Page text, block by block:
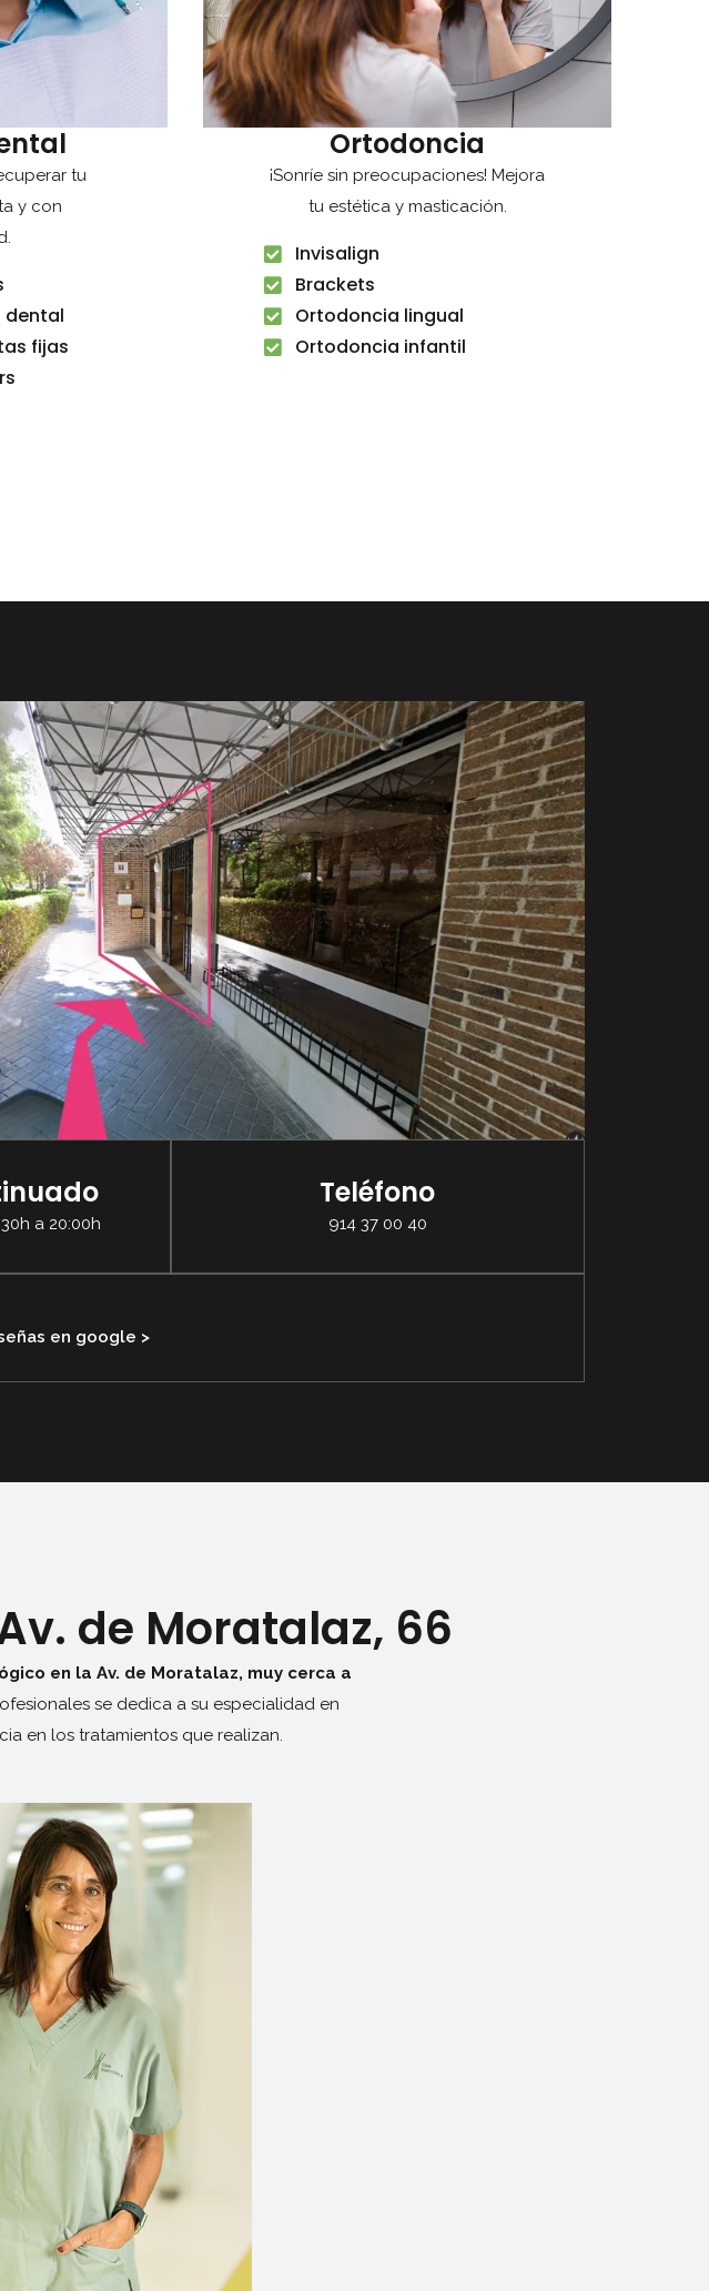
tu
y con
dental
fijas
Ortodoncia
¡Sonríe sin preocupaciones! Mejora
tu estética y masticación.
Invisalign
Brackets
Ortodoncia lingual
Ortodoncia infantil
a 20:00h
Teléfono
914 37 00 40
en google >
de Moratalaz, 66
en la Av. de Moratalaz, muy cerca a
se dedica a su especialidad en
en los tratamientos que realizan.